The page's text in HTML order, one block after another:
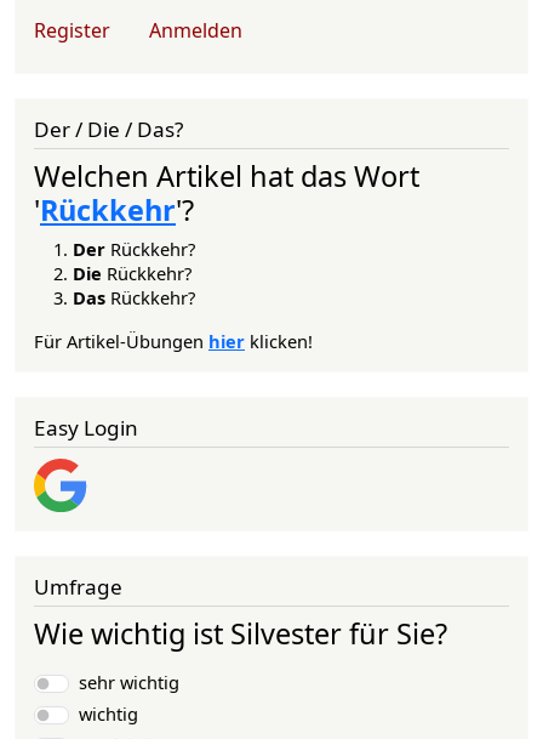
User account menu
Register Anmelden
Der / Die / Das?
Welchen Artikel hat das Wort
'Rückkehr'?
Der Rückkehr?
Die Rückkehr?
Das Rückkehr?
Für Artikel-Übungen hier klicken!
Easy Login
Umfrage
Wie wichtig ist Silvester für Sie?
Auswahlmöglichkeiten
sehr wichtig
wichtig